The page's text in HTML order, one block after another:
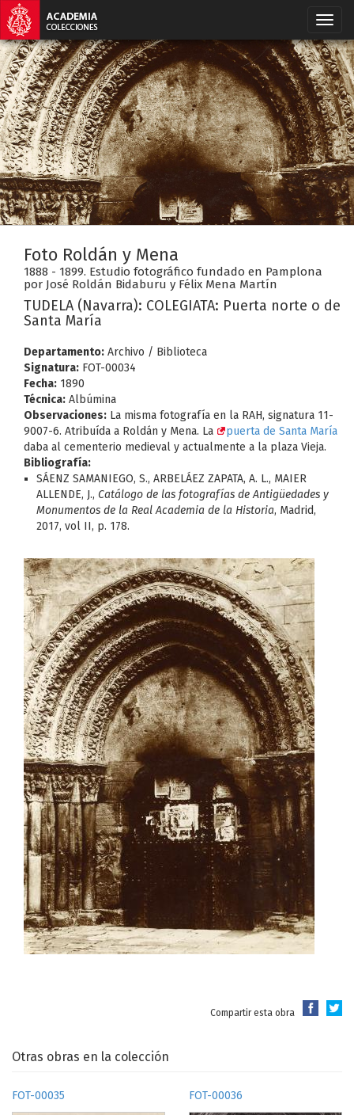
Foto Roldán y Mena
1888 - 1899. Estudio fotográfico fundado en Pamplona
por José Roldán Bidaburu y Félix Mena Martín
TUDELA (Navarra): COLEGIATA: Puerta norte o de
Santa María
Departamento: Archivo / Biblioteca
Signatura: FOT-00034
Fecha: 1890
Técnica: Albúmina
Observaciones: La misma fotografía en la RAH, signatura 11-
9007-6. Atribuída a Roldán y Mena. La
puerta de Santa María
daba al cementerio medieval y actualmente a la plaza Vieja.
Bibliografía:
SÁENZ SAMANIEGO, S., ARBELÁEZ ZAPATA, A. L., MAIER
ALLENDE, J., Catálogo de las fotografías de Antigüedades y
Monumentos de la Real Academia de la Historia, Madrid,
2017, vol II, p. 178.
Compartir esta obra
Otras obras en la colección
FOT-00035 FOT-00036